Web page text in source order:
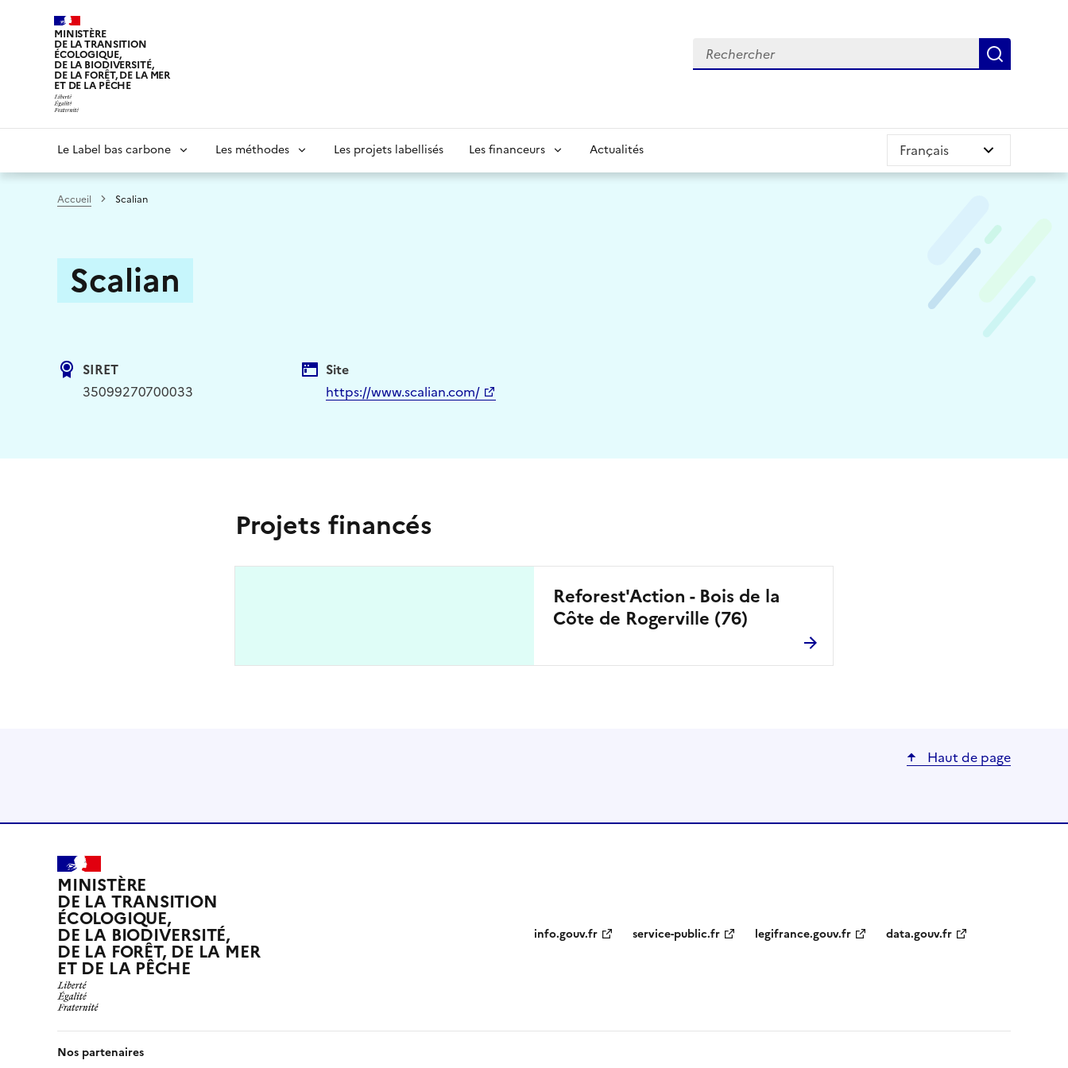
MINISTÈRE
DE LA TRANSITION
ÉCOLOGIQUE,
DE LA BIODIVERSITÉ,
DE LA FORÊT, DE LA MER
ET DE LA PÊCHE
Rechercher
principale
Le Label bas carbone Les méthodes Les projets labellisés Les financeurs Actualités
Accueil Scalian
Scalian
SIRET
35099270700033
Site
https://www.scalian.com/
Projets financés
Reforest'Action - Bois de la
Côte de Rogerville (76)
Haut de page
MINISTÈRE
DE LA TRANSITION
ÉCOLOGIQUE,
DE LA BIODIVERSITÉ,
DE LA FORÊT, DE LA MER
ET DE LA PÊCHE
info.gouv.fr service-public.fr legifrance.gouv.fr data.gouv.fr
Nos partenaires